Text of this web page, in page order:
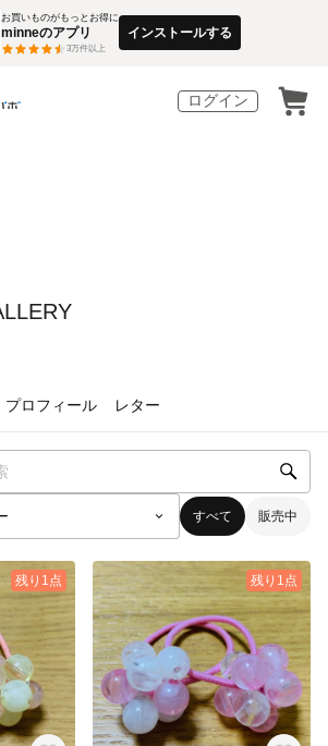
お買いものがもっとお得に
minneのアプリ
3万件以上
インストールする
ログイン
プロフィール レター
すべて 販売中
残り1点 残り1点